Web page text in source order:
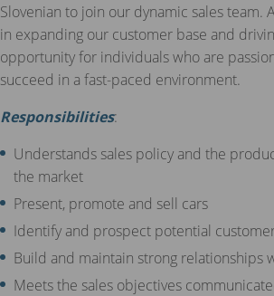
Slovenian to join our dynamic sales team.
in expanding our customer base and
opportunity for individuals who are
succeed in a fast-paced environment.
Responsibilities:
Understands sales policy and the
the market
Present, promote and sell cars
Identify and prospect potential
Build and maintain strong relationships
Meets the sales objectives